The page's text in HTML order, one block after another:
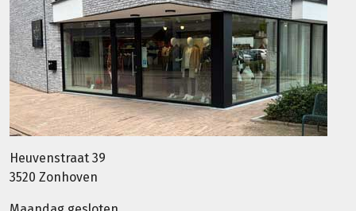
Heuvenstraat 39
3520 Zonhoven